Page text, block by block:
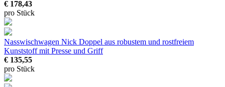
€ 178,43
pro Stück
Nasswischwagen Nick Doppel aus robustem und rostfreiem
Kunststoff mit Presse und Griff
€ 135,55
pro Stück